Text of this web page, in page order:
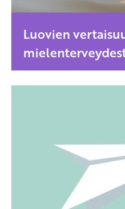
Luovien